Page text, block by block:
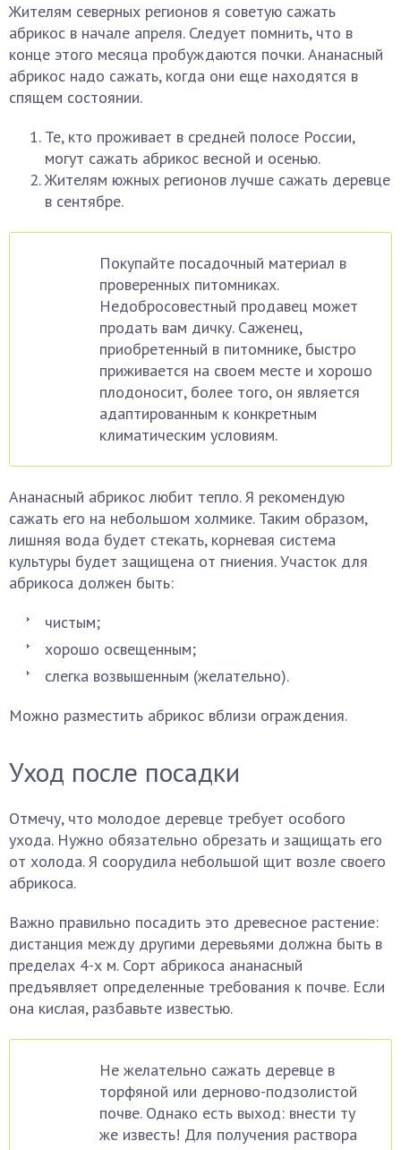
Жителям северных регионов я советую сажать
абрикос в начале апреля. Следует помнить, что в
конце этого месяца пробуждаются почки. Ананасный
абрикос надо сажать, когда они еще находятся в
спящем состоянии.
Те, кто проживает в средней полосе России,
могут сажать абрикос весной и осенью.
Жителям южных регионов лучше сажать деревце
в сентябре.
Покупайте посадочный материал в
проверенных питомниках.
Недобросовестный продавец может
продать вам дичку. Саженец,
приобретенный в питомнике, быстро
приживается на своем месте и хорошо
плодоносит, более того, он является
адаптированным к конкретным
климатическим условиям.
Ананасный абрикос любит тепло. Я рекомендую
сажать его на небольшом холмике. Таким образом,
лишняя вода будет стекать, корневая система
культуры будет защищена от гниения. Участок для
абрикоса должен быть:
чистым;
хорошо освещенным;
слегка возвышенным (желательно).
Можно разместить абрикос вблизи ограждения.
Уход после посадки
Отмечу, что молодое деревце требует особого
ухода. Нужно обязательно обрезать и защищать его
от холода. Я соорудила небольшой щит возле своего
абрикоса.
Важно правильно посадить это древесное растение:
дистанция между другими деревьями должна быть в
пределах 4-х м. Сорт абрикоса ананасный
предъявляет определенные требования к почве. Если
она кислая, разбавьте известью.
Не желательно сажать деревце в
торфяной или дерново-подзолистой
почве. Однако есть выход: внести ту
же известь! Для получения раствора